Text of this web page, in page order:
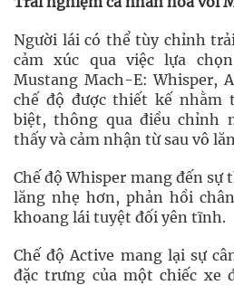
Người lái có thể tùy chỉnh
cảm xúc qua việc lựa
Mustang Mach-E: Whisper,
chế độ được thiết kế nhằm
biệt, thông qua điều chỉnh
thấy và cảm nhận từ sau vô
Chế độ Whisper mang đến
lăng nhẹ hơn, phản hồi
khoang lái tuyệt đối yên tĩnh.
Chế độ Active mang lại sự
đặc trưng của một chiếc xe